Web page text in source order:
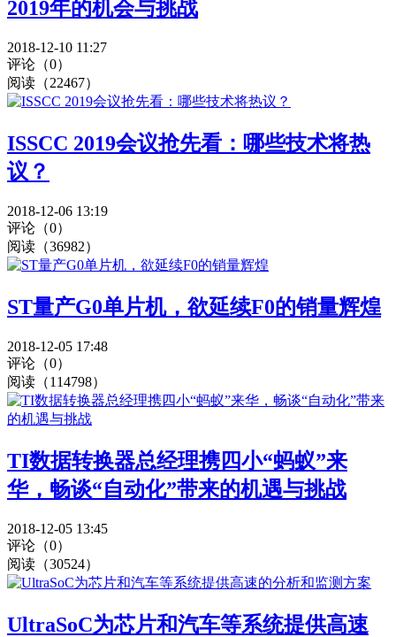
2019年的机会与挑战
2018-12-10 11:27
评论（0）
阅读（22467）
ISSCC 2019会议抢先看：哪些技术将热
议？
2018-12-06 13:19
评论（0）
阅读（36982）
ST量产G0单片机，欲延续F0的销量辉煌
2018-12-05 17:48
评论（0）
阅读（114798）
TI数据转换器总经理携四小“蚂蚁”来
华，畅谈“自动化”带来的机遇与挑战
2018-12-05 13:45
评论（0）
阅读（30524）
UltraSoC为芯片和汽车等系统提供高速